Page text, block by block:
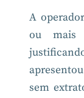
A
ou mais
sem